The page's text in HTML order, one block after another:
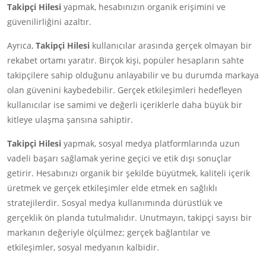
Takipçi Hilesi yapmak, hesabınızın organik erişimini ve
güvenilirliğini azaltır.
Ayrıca, Takipçi Hilesi kullanıcılar arasında gerçek olmayan bir
rekabet ortamı yaratır. Birçok kişi, popüler hesapların sahte
takipçilere sahip olduğunu anlayabilir ve bu durumda markaya
olan güvenini kaybedebilir. Gerçek etkileşimleri hedefleyen
kullanıcılar ise samimi ve değerli içeriklerle daha büyük bir
kitleye ulaşma şansına sahiptir.
Takipçi Hilesi yapmak, sosyal medya platformlarında uzun
vadeli başarı sağlamak yerine geçici ve etik dışı sonuçlar
getirir. Hesabınızı organik bir şekilde büyütmek, kaliteli içerik
üretmek ve gerçek etkileşimler elde etmek en sağlıklı
stratejilerdir. Sosyal medya kullanımında dürüstlük ve
gerçeklik ön planda tutulmalıdır. Unutmayın, takipçi sayısı bir
markanın değeriyle ölçülmez; gerçek bağlantılar ve
etkileşimler, sosyal medyanın kalbidir.